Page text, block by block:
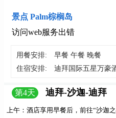
景点 Palm棕榈岛
访问web服务出错
用餐安排:
早餐 午餐 晚餐
住宿安排:
迪拜国际五星万豪
第4天 迪拜-沙迦-迪拜
上午： 酒店享用早餐后，前往“沙迦